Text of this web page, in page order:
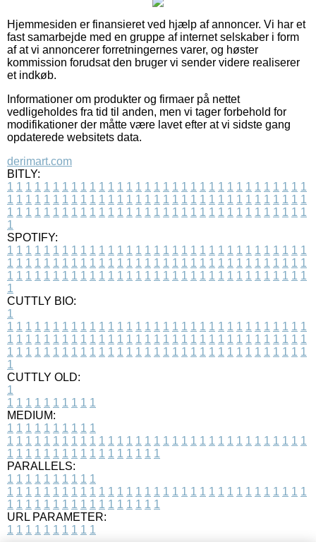
Hjemmesiden er finansieret ved hjælp af annoncer. Vi har et
fast samarbejde med en gruppe af internet selskaber i form
af at vi annoncerer forretningernes varer, og høster
kommission forudsat den bruger vi sender videre realiserer
et indkøb.
Informationer om produkter og firmaer på nettet
vedligeholdes fra tid til anden, men vi tager forbehold for
modifikationer der måtte være lavet efter at vi sidste gang
opdaterede websitets data.
derimart.com
BITLY:
1 1 1 1 1 1 1 1 1 1 1 1 1 1 1 1 1 1 1 1 1 1 1 1 1 1 1 1 1 1 1 1 1
1 1 1 1 1 1 1 1 1 1 1 1 1 1 1 1 1 1 1 1 1 1 1 1 1 1 1 1 1 1 1 1 1
1 1 1 1 1 1 1 1 1 1 1 1 1 1 1 1 1 1 1 1 1 1 1 1 1 1 1 1 1 1 1 1 1
1
SPOTIFY:
1 1 1 1 1 1 1 1 1 1 1 1 1 1 1 1 1 1 1 1 1 1 1 1 1 1 1 1 1 1 1 1 1
1 1 1 1 1 1 1 1 1 1 1 1 1 1 1 1 1 1 1 1 1 1 1 1 1 1 1 1 1 1 1 1 1
1 1 1 1 1 1 1 1 1 1 1 1 1 1 1 1 1 1 1 1 1 1 1 1 1 1 1 1 1 1 1 1 1
1
CUTTLY BIO:
1
1 1 1 1 1 1 1 1 1 1 1 1 1 1 1 1 1 1 1 1 1 1 1 1 1 1 1 1 1 1 1 1 1
1 1 1 1 1 1 1 1 1 1 1 1 1 1 1 1 1 1 1 1 1 1 1 1 1 1 1 1 1 1 1 1 1
1 1 1 1 1 1 1 1 1 1 1 1 1 1 1 1 1 1 1 1 1 1 1 1 1 1 1 1 1 1 1 1 1
1
CUTTLY OLD:
1
1 1 1 1 1 1 1 1 1 1
MEDIUM:
1 1 1 1 1 1 1 1 1 1
1 1 1 1 1 1 1 1 1 1 1 1 1 1 1 1 1 1 1 1 1 1 1 1 1 1 1 1 1 1 1 1 1
1 1 1 1 1 1 1 1 1 1 1 1 1 1 1 1 1
PARALLELS:
1 1 1 1 1 1 1 1 1 1
1 1 1 1 1 1 1 1 1 1 1 1 1 1 1 1 1 1 1 1 1 1 1 1 1 1 1 1 1 1 1 1 1
1 1 1 1 1 1 1 1 1 1 1 1 1 1 1 1 1
URL PARAMETER:
1 1 1 1 1 1 1 1 1 1